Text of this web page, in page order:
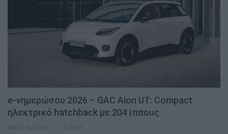
e-νημερώσου 2026 – GAC Aion UT: Compact
ηλεκτρικό hatchback με 204 ίππους